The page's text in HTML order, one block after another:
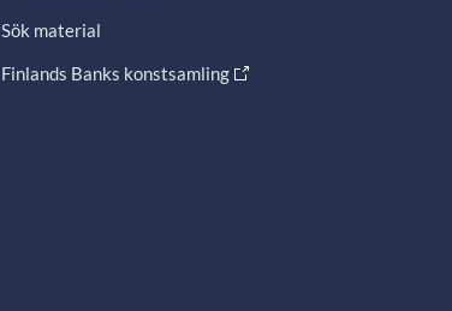
Sök material
Finlands Banks konstsamling